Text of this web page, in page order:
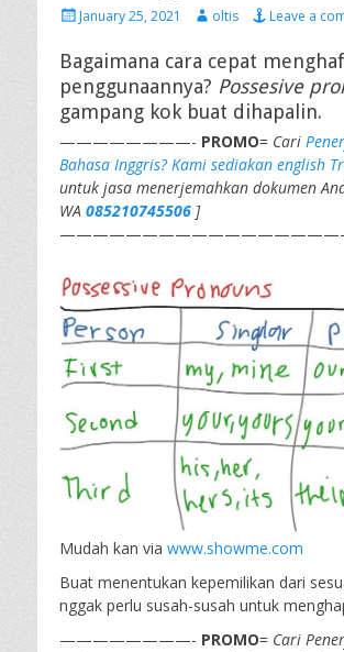
PostedJanuary 25, 2021 Author
oltis Leave a
Bagaimana cara cepat
penggunaannya? Possesive
gampang kok buat dihapalin.
————————- PROMO= Cari
Bahasa Inggris? Kami sediakan english
untuk jasa menerjemahkan dokumen
WA 085210745506 ]
Mudah kan via www.showme.com
Buat menentukan kepemilikan dari
nggak perlu susah-susah untuk
————————- PROMO= Cari